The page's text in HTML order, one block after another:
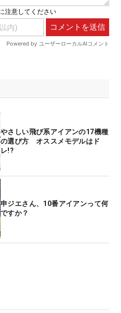
やさしい飛び系アイアンの17機種
の選び方 オススメモデルはド
レ!?
申ジエさん、10番アイアンって何
ですか？